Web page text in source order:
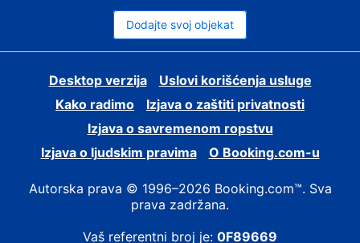
Dodajte svoj objekat
Desktop verzija
Uslovi korišćenja usluge
Kako radimo
Izjava o zaštiti privatnosti
Izjava o savremenom ropstvu
Izjava o ljudskim pravima
О Booking.com-u
Autorska prava © 1996–2026 Booking.com™. Sva
prava zadržana.
Vaš referentni broj je: 0F89669